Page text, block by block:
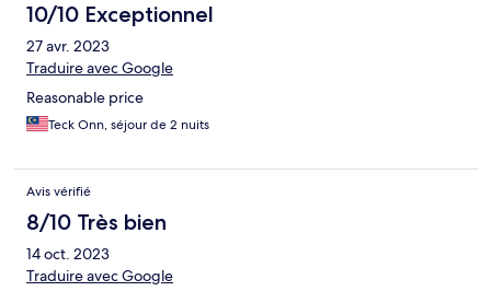
10/10 Exceptionnel
27 avr. 2023
Traduire avec Google
Reasonable price
Teck Onn, séjour de 2 nuits
Avis vérifié
8/10 Très bien
14 oct. 2023
Traduire avec Google